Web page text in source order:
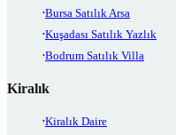
Bursa Satılık Arsa
Kuşadası Satılık Yazlık
Bodrum Satılık Villa
Kiralık
Kiralık Daire